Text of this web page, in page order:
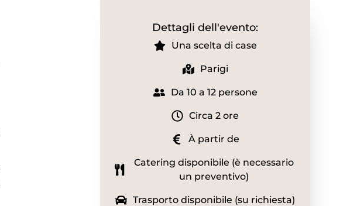
Dettagli dell'evento:
Una scelta di case
Parigi
Da 10 a 12 persone
Circa 2 ore
À partir de
Catering disponibile (è necessario
un preventivo)
Trasporto disponibile (su richiesta)